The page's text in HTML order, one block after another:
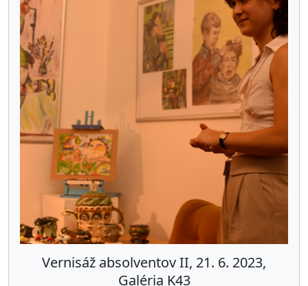
Vernisáž absolventov II, 21. 6. 2023,
Galéria K43